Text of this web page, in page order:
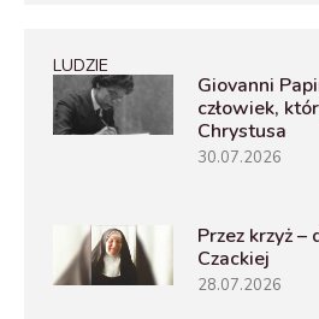
LUDZIE
Giovanni
człowiek,
Chrystusa
30.07.2026
Przez krzyż –
Czackiej
28.07.2026